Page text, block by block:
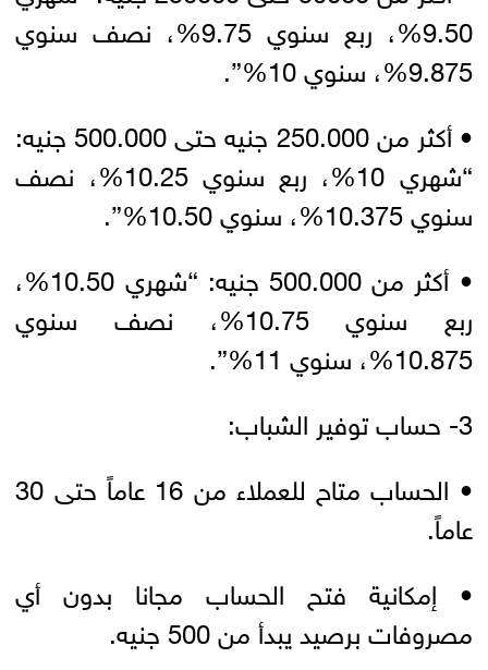
9.50%، ربع سنوي 9.75%، نصف سنوي
9.875%، سنوي 10%”.
• أكثر من 250.000 جنيه حتى 500.000 جنيه:
“شهري 10%، ربع سنوي 10.25%، نصف
سنوي 10.375%، سنوي 10.50%”.
• أكثر من 500.000 جنيه: “شهري 10.50%،
ربع سنوي 10.75%، نصف سنوي
10.875%، سنوي 11%”.
3- حساب توفير الشباب:
• الحساب متاح للعملاء من 16 عاماً حتى 30
عاماً.
• إمكانية فتح الحساب مجانا بدون أي
مصروفات برصيد يبدأ من 500 جنيه.